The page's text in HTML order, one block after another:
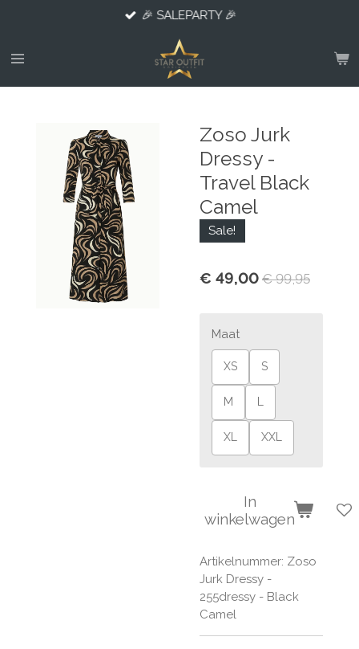
naar
hoofdinhoud
🎉 SALEPARTY 🎉
Zoso Jurk
Dressy -
Travel Black
Camel
Sale!
€ 49,00 € 99,95
Maat
XS S
M
XL XXL
In
winkelwagen
Artikelnummer: Zoso
Jurk Dressy -
255dressy - Black
Camel